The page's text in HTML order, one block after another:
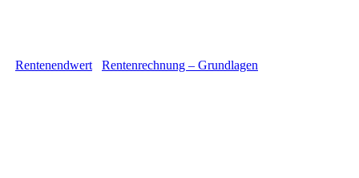
Rentenendwert Rentenrechnung – Grundlagen